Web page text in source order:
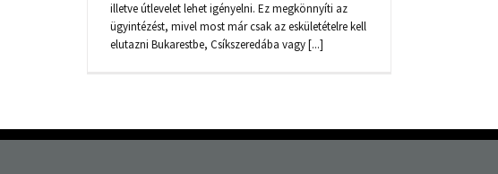
illetve útlevelet lehet igényelni. Ez megkönnyíti az
ügyintézést, mivel most már csak az eskületételre kell
elutazni Bukarestbe, Csíkszeredába vagy [...]